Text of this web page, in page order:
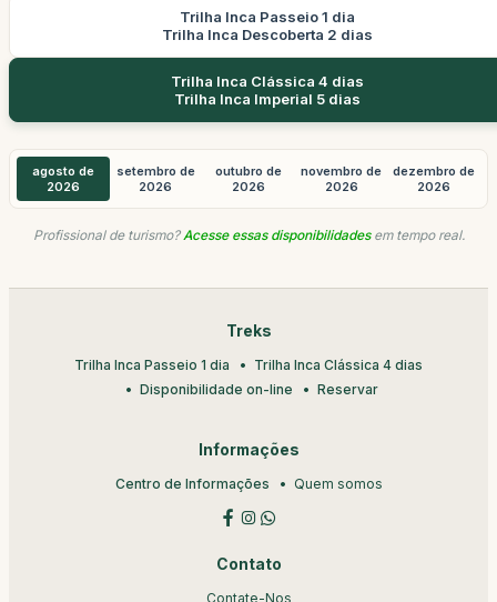
Trilha Inca Passeio 1 dia
Trilha Inca Descoberta 2 dias
Trilha Inca Clássica 4 dias
Trilha Inca Imperial 5 dias
agosto de
2026
setembro de
2026
outubro de
2026
novembro de
2026
dezembro de
2026
Profissional de turismo?Acesse essas disponibilidadesem tempo real.
Treks
Trilha Inca Passeio 1 dia
Trilha Inca Clássica 4 dias
Disponibilidade on-line
Reservar
Informações
Centro de Informações Quem somos
Contato
Contate-Nos